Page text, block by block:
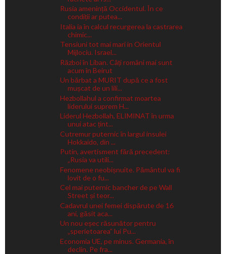
Rusia amenință Occidentul. În ce
condiții ar putea...
Italia ia în calcul recurgerea la castrarea
chimic...
Tensiuni tot mai mari in Orientul
Mijlociu. Israel...
Război în Liban. Câți români mai sunt
acum în Beirut
Un bărbat a MURIT după ce a fost
mușcat de un lili...
Hezbollahul a confirmat moartea
liderului suprem H...
Liderul Hezbollah, ELIMINAT în urma
unui atac țint...
Cutremur puternic în largul insulei
Hokkaido, din ...
Putin, avertisment fără precedent:
„Rusia va utili...
Fenomene neobișnuite. Pământul va fi
lovit de o fu...
Cel mai puternic bancher de pe Wall
Street și teor...
Cadavrul unei femei dispărute de 16
ani, găsit aca...
Un nou eșec răsunător pentru
„sperietoarea” lui Pu...
Economia UE, pe minus. Germania, în
declin. Pe fra...